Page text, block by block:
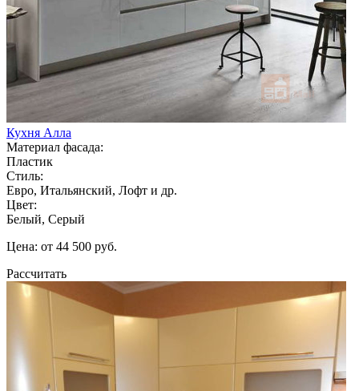
Кухня Алла
Материал фасада:
Пластик
Стиль:
Евро, Итальянский, Лофт и др.
Цвет:
Белый, Серый
Цена: от 44 500 руб.
Рассчитать